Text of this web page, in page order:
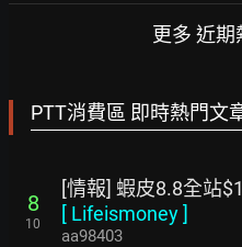
更多 近期
PTT消費區 即時熱門文
8
10
[情報] 蝦皮8.8全站
[ Lifeismoney]
aa98403